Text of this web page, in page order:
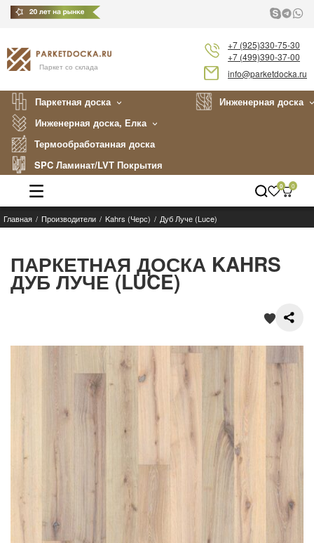
Паркет со склада
+7 (925)330-75-30
+7 (499)390-37-00
info@parketdocka.ru
Паркетная доска
Инженерная доска
Инженерная доска, Елка
Термообработанная доска
SPC Ламинат/LVT Покрытия
Каталог
Укладка
Покупателям
Контакты
0 0
Главная Производители Kahrs (Черс) Дуб Луче (Luce)
ПАРКЕТНАЯ ДОСКА KAHRS
ДУБ ЛУЧЕ (LUCE)